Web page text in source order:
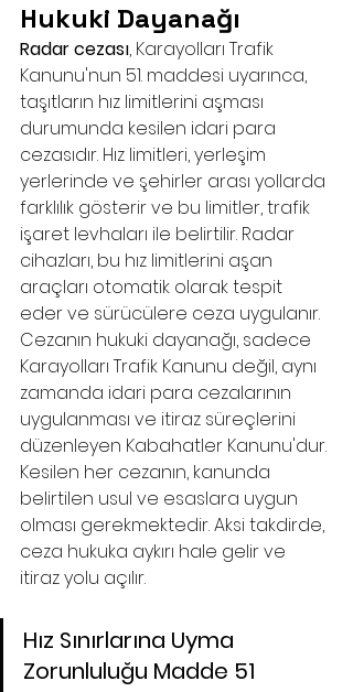
Hukuki Dayanağı
Radar cezası, Karayolları Trafik
Kanunu'nun 51. maddesi uyarınca,
taşıtların hız limitlerini aşması
durumunda kesilen idari para
cezasıdır. Hız limitleri, yerleşim
yerlerinde ve şehirler arası yollarda
farklılık gösterir ve bu limitler, trafik
işaret levhaları ile belirtilir. Radar
cihazları, bu hız limitlerini aşan
araçları otomatik olarak tespit
eder ve sürücülere ceza uygulanır.
Cezanın hukuki dayanağı, sadece
Karayolları Trafik Kanunu değil, aynı
zamanda idari para cezalarının
uygulanması ve itiraz süreçlerini
düzenleyen Kabahatler Kanunu'dur.
Kesilen her cezanın, kanunda
belirtilen usul ve esaslara uygun
olması gerekmektedir. Aksi takdirde,
ceza hukuka aykırı hale gelir ve
itiraz yolu açılır.
Hız Sınırlarına Uyma
Zorunluluğu Madde 51